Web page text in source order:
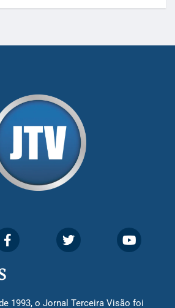
1993, o Jornal Terceira Visão foi